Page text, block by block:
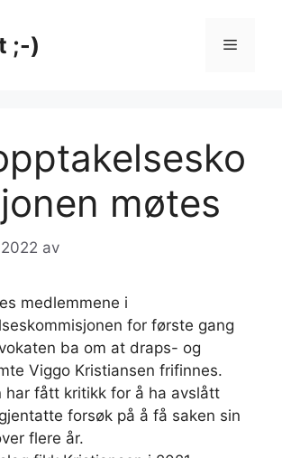
;-) Meny
møtes
av
medlemmene i
for første gang
ba om at draps- og
Viggo Kristiansen frifinnes.
har fått kritikk for å ha avslått
forsøk på å få saken sin
flere år.